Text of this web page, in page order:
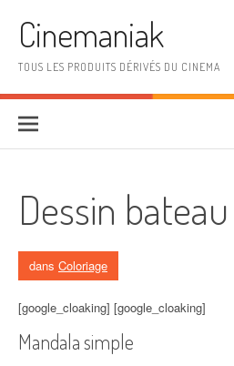
Cinemaniak
TOUS LES PRODUITS DÉRIVÉS DU CINEMA
Dessin
dans Coloriage
[google_cloaking] [google_cloaking]
Mandala simple